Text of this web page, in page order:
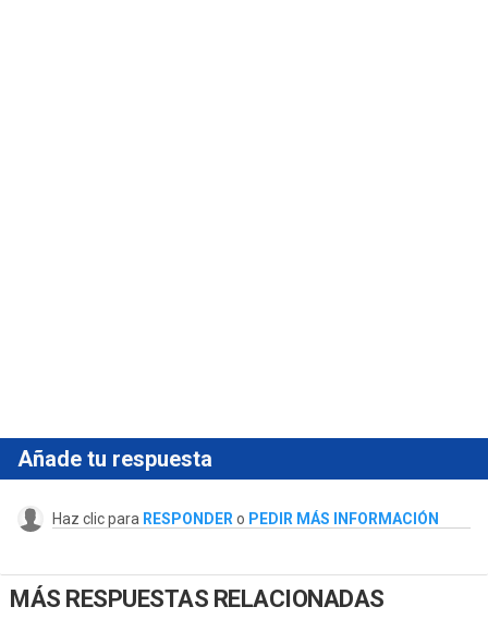
Añade tu respuesta
Haz clic para RESPONDER o PEDIR MÁS INFORMACIÓN
MÁS RESPUESTAS RELACIONADAS